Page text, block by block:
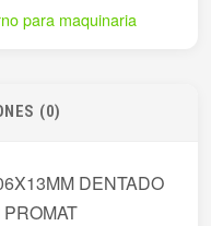
para maquinaria
(0)
DENTADO